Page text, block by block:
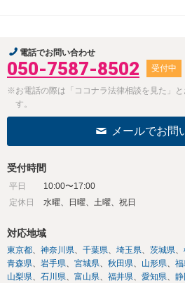
電話でお問い合わせ
050-7587-8502 受付中
※お電話の際は「ココナラ法律相談を見た」
す。
メールでお問
受付時間
平日
10:00〜17:00
定休日
水曜、日曜、土曜、祝日
対応地域
東京都 神奈川県 千葉県 埼玉県 茨城県
青森県
岩手県 宮城県 秋田県 山形県
山梨県
石川県 富山県 福井県 愛知県